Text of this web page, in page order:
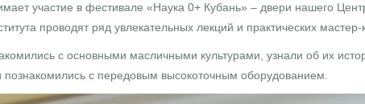
участие в фестивале «Наука 0+ Кубань» – двери нашего
проводят ряд увлекательных лекций и практических мастер-
с основными масличными культурами, узнали об их
познакомились с передовым высокоточным оборудованием.